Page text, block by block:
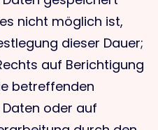
nicht möglich ist,
dieser Dauer;
auf Berichtigung
betreffenden
oder auf